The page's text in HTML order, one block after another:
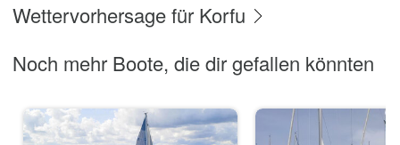
Wettervorhersage für Korfu
Noch mehr Boote, die dir gefallen könnten